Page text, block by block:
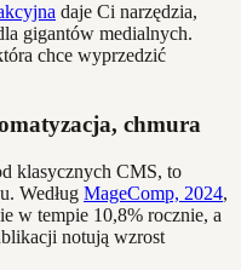
daje Ci narzędzia,
gigantów medialnych.
chce wyprzedzić
chmura
klasycznych CMS, to
Według MageComp, 2024,
w tempie 10,8% rocznie, a
notują wzrost